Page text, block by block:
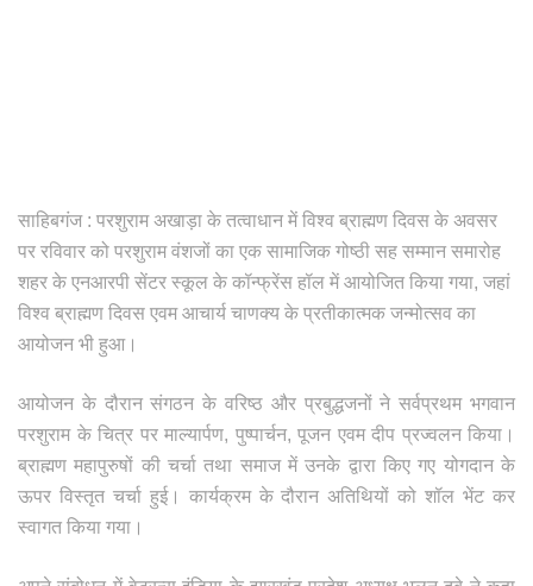
साहिबगंज : परशुराम अखाड़ा के तत्वाधान में विश्व ब्राह्मण दिवस के अवसर
पर रविवार को परशुराम वंशजों का एक सामाजिक गोष्ठी सह सम्मान समारोह
शहर के एनआरपी सेंटर स्कूल के कॉन्फ्रेंस हॉल में आयोजित किया गया, जहां
विश्व ब्राह्मण दिवस एवम आचार्य चाणक्य के प्रतीकात्मक जन्मोत्सव का
आयोजन भी हुआ।
आयोजन के दौरान संगठन के वरिष्ठ और प्रबुद्धजनों ने सर्वप्रथम भगवान
परशुराम के चित्र पर माल्यार्पण, पुष्पार्चन, पूजन एवम दीप प्रज्वलन किया।
ब्राह्मण महापुरुषों की चर्चा तथा समाज में उनके द्वारा किए गए योगदान के
ऊपर विस्तृत चर्चा हुई। कार्यक्रम के दौरान अतिथियों को शॉल भेंट कर
स्वागत किया गया।